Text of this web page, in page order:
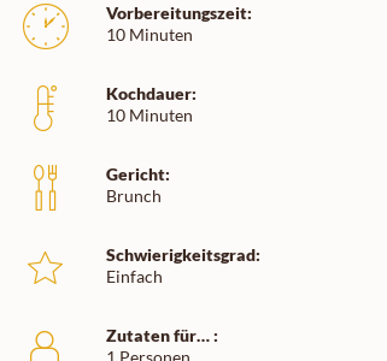
Vorbereitungszeit:
10 Minuten
Kochdauer:
10 Minuten
Gericht:
Brunch
Schwierigkeitsgrad:
Einfach
Zutaten für… :
1 Personen